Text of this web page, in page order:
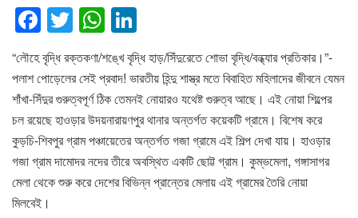
F
a
c
e
b
o
o
k
T
wi
tt
er
W
h
at
s
A
p
p
n
k
e
dI
n
“লৌহে বৃদ্ধি রক্তকণা/শঙ্খে বৃদ্ধি হাড়/সিঁদুরেতে শোভা বৃদ্ধি/বন্ধ্যার প্রতিকার।”-
পলাশ পোড়েলের সেই প্রবাদ! ভারতীয় হিন্দু শাস্ত্র মতে বিবাহিত মহিলাদের জীবনে যেমন
শাঁখা-সিঁদুর গুরুত্বপূর্ণ ঠিক তেমনই নোয়ারও যথেষ্ট গুরুত্ব আছে। এই নোয়া শিল্পের
চল রয়েছে হাওড়ার উদয়নারায়ণপুর থানার অন্তর্গত কয়েকটি গ্রামে। বিশেষ করে
কুড়চি-শিবপুর গ্রাম পঞ্চায়েতের অন্তর্গত গজা গ্রামে এই শিল্প দেখা যায়। হাওড়ার
গজা গ্রাম দামোদর নদের তীরে অবস্থিত একটি ছোট্ট গ্রাম। কুম্ভমেলা, গঙ্গাসাগর
মেলা থেকে শুরু করে দেশের বিভিন্ন প্রান্তের মেলায় এই গ্রামের তৈরি নোয়া
মিলবেই।